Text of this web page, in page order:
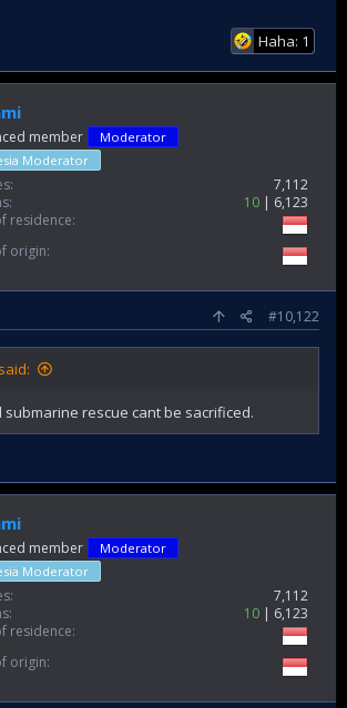
Haha: 1
member
Moderator
Moderator
7,112
10
6,123
residence
origin
#10,122
submarine rescue cant be sacrificed.
member
Moderator
Moderator
7,112
10
6,123
residence
origin